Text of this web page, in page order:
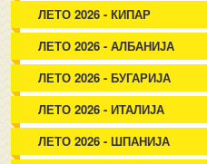
ЛЕТО 2026 - КИПАР
ЛЕТО 2026 - АЛБАНИЈА
ЛЕТО 2026 - БУГАРИЈА
ЛЕТО 2026 - ИТАЛИЈА
ЛЕТО 2026 - ШПАНИЈА